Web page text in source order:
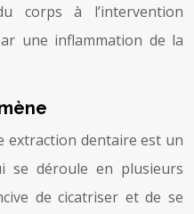
corps à l’intervention
une inflammation de la
extraction dentaire est un
se déroule en plusieurs
de cicatriser et de se